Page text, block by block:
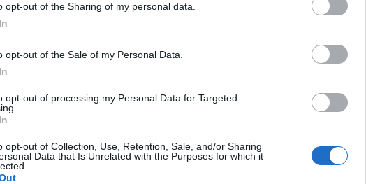
opt-out of the Sharing of my personal data.
opt-out of the Sale of my Personal Data.
opt-out of processing my Personal Data for Targeted
opt-out of Collection, Use, Retention, Sale, and/or Sharing
Data that Is Unrelated with the Purposes for which it
governi africani in una posizione complicata,
tecnologia sulla quale non esercitano il
interrogativi fondamentali sulla
I paesi africani dovrebbero mirare a